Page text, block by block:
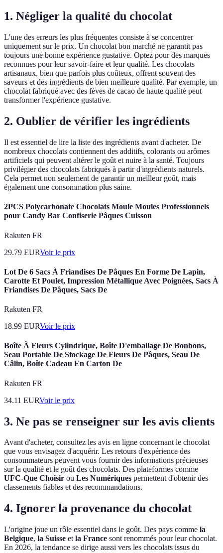
1. Négliger la qualité du chocolat
L'une des erreurs les plus fréquentes consiste à se concentrer
uniquement sur le prix. Un chocolat bon marché ne garantit pas
toujours une bonne expérience gustative. Optez pour des marques
reconnues pour leur savoir-faire et leur qualité. Les chocolats
artisanaux, bien que parfois plus coûteux, offrent souvent des
saveurs et des ingrédients de bien meilleure qualité. Par exemple, un
chocolat fabriqué avec des fèves de cacao de haute qualité peut
transformer l'expérience gustative.
2. Oublier de vérifier les ingrédients
Il est essentiel de lire la liste des ingrédients avant d'acheter. De
nombreux chocolats contiennent des additifs, colorants ou arômes
artificiels qui peuvent altérer le goût et nuire à la santé. Toujours
privilégier des chocolats fabriqués à partir d'ingrédients naturels.
Cela permet non seulement de garantir un meilleur goût, mais
également une consommation plus saine.
2PCS Polycarbonate Chocolats Moule Moules Professionnels
pour Candy Bar Confiserie Pâques Cuisson
Rakuten FR
29.79 EURVoir le prix
Lot De 6 Sacs À Friandises De Pâques En Forme De Lapin,
Carotte Et Poulet, Impression Métallique Avec Poignées, Sacs À
Friandises De Pâques, Sacs De
Rakuten FR
18.99 EURVoir le prix
Boîte À Fleurs Cylindrique, Boîte D'emballage De Bonbons,
Seau Portable De Stockage De Fleurs De Pâques, Seau De
Câlin, Boîte Cadeau En Carton De
Rakuten FR
34.11 EURVoir le prix
3. Ne pas se renseigner sur les avis clients
Avant d'acheter, consultez les avis en ligne concernant le chocolat
que vous envisagez d'acquérir. Les retours d'expérience des
consommateurs peuvent vous fournir des informations précieuses
sur la qualité et le goût des chocolats. Des plateformes comme
UFC-Que Choisir ou Les Numériques permettent d'obtenir des
classements fiables et des recommandations.
4. Ignorer la provenance du chocolat
L'origine joue un rôle essentiel dans le goût. Des pays comme la
Belgique, la Suisse et la France sont renommés pour leur chocolat.
En 2026, la tendance se dirige aussi vers les chocolats issus du